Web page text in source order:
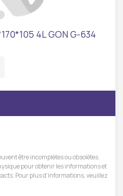
4L GON G-634
être incomplètes ou obsolètes.
pour obtenir les informations et
Pour plus d'informations, veuillez